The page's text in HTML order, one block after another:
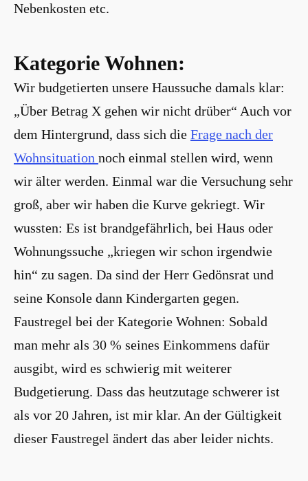
Nebenkosten etc.
Kategorie Wohnen:
Wir budgetierten unsere Haussuche damals klar:
„Über Betrag X gehen wir nicht drüber“ Auch vor
dem Hintergrund, dass sich die Frage nach der
Wohnsituation noch einmal stellen wird, wenn
wir älter werden. Einmal war die Versuchung sehr
groß, aber wir haben die Kurve gekriegt. Wir
wussten: Es ist brandgefährlich, bei Haus oder
Wohnungssuche „kriegen wir schon irgendwie
hin“ zu sagen. Da sind der Herr Gedönsrat und
seine Konsole dann Kindergarten gegen.
Faustregel bei der Kategorie Wohnen: Sobald
man mehr als 30 % seines Einkommens dafür
ausgibt, wird es schwierig mit weiterer
Budgetierung. Dass das heutzutage schwerer ist
als vor 20 Jahren, ist mir klar. An der Gültigkeit
dieser Faustregel ändert das aber leider nichts.